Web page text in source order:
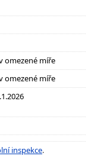
omezené míře
omezené míře
inspekce.